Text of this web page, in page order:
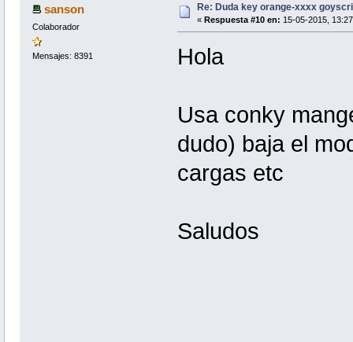
sanson
Colaborador
Mensajes: 8391
Re: Duda key orange-xxxx
« Respuesta #10 en: 15-05-2015,
Hola
Usa conky
dudo) baja el
cargas etc
Saludos